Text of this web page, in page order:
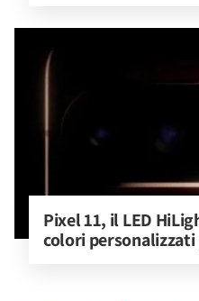
Pixel 11, il LED
colori